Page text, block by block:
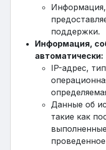
поддержки.
Информация,
автоматически:
IP-адрес,
Данные об
такие как